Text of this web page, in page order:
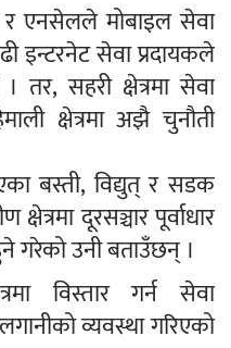
एनसेलले मोबाइल सेवा
इन्टरनेट सेवा प्रदायकले
तर, सहरी क्षेत्रमा सेवा
क्षेत्रमा अझै चुनौती
बस्ती, विद्युत् र सडक
दूरसञ्चार पूर्वाधार
गरेको उनी बताउँछन् ।
विस्तार गर्न सेवा
व्यवस्था गरिएको